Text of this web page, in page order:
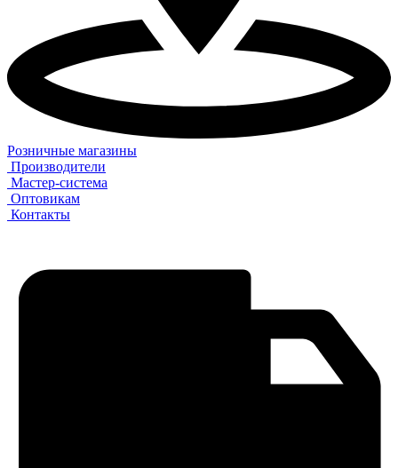
Розничные магазины
Производители
Мастер-система
Оптовикам
Контакты